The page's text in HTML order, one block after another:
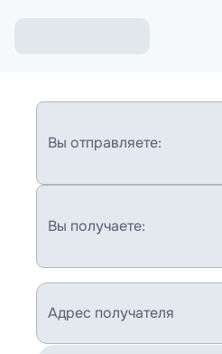
Вы отправляете:
Вы получаете:
Адрес получателя